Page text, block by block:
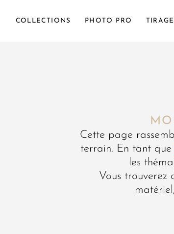
COLLECTIONS PHOTO PRO
Cette page
terrain. En tant que
les
Vous trouverez